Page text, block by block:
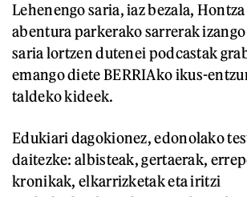
Lehenengo saria, iaz bezala,
abentura parkerako sarrerak
saria lortzen dutenei podcastak
emango diete BERRIAko ikus-
taldeko kideek.
Edukiari dagokionez, edonolako
daitezke: albisteak, gertaerak,
kronikak, elkarrizketak eta iritzi